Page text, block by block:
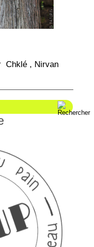
Chklé , Nirvan